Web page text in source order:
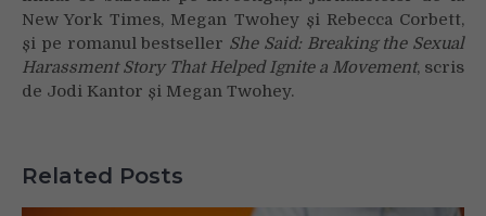
New York Times, Megan Twohey și Rebecca Corbett,
și pe romanul bestseller She Said: Breaking the Sexual
Harassment Story That Helped Ignite a Movement, scris
de Jodi Kantor și Megan Twohey.
Related Posts